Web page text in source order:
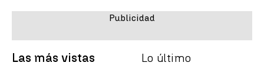
Las más vistas Lo último